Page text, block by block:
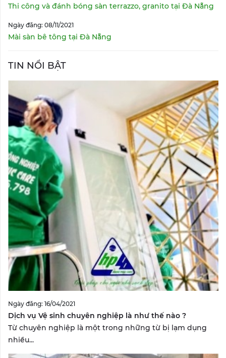
Thi công và đánh bóng sàn terrazzo, granito tại Đà Nẵng
Ngày đăng: 08/11/2021
Mài sàn bê tông tại Đà Nẵng
TIN NỔI BẬT
Ngày đăng: 16/04/2021
Dịch vụ Vệ sinh chuyên nghiệp là như thế nào ?
Từ chuyên nghiệp là một trong những từ bị lạm dụng
nhiều...